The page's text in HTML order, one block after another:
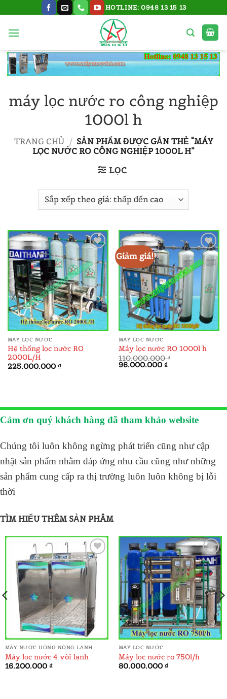
nội
HOTLINE: 0948 13 15 13
máy lọc nước ro công nghiệp
1000l h
TRANG CHỦ / SẢN PHẨM ĐƯỢC GẮN THẺ “MÁY
LỌC NƯỚC RO CÔNG NGHIỆP 1000L H”
LỌC
ADD TO
WISHLIST
MÁY LỌC NƯỚC
Hệ thống lọc nước RO
2000L/H
225.000.000 ₫
Giảm giá!
ADD TO
WISHLIST
MÁY LỌC NƯỚC
Máy lọc nước RO 1000l h
110.000.000₫
Giá
96.000.000 ₫Giá
Cảm ơn quý khách hàng đã tham khảo website
Chúng tôi luôn không ngừng phát triển cũng như cập
nhật sản phẩm nhằm đáp ứng nhu cầu cũng như những
sản phẩm cung cấp ra thị trường luôn luôn không bị lỗi
thời
TÌM HIỂU THÊM SẢN PHÂM
ADD TO
WISHLIST
MÁY NƯỚC UỐNG NÓNG LẠNH
Máy lọc nước 4 vòi lạnh
16.200.000 ₫
ADD TO
WISHLIST
MÁY LỌC NƯỚC
Máy lọc nước ro 750l/h
80.000.000 ₫